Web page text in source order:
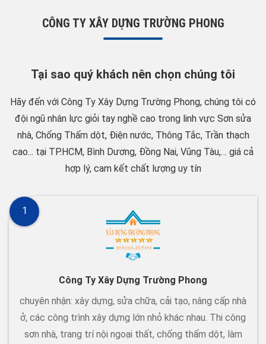
CÔNG TY XÂY DỰNG TRƯỜNG PHONG
Tại sao quý khách nên chọn chúng tôi
Hãy đến với Công Ty Xây Dựng Trường Phong, chúng tôi có
đội ngũ nhân lực giỏi tay nghề cao trong linh vực Sơn sửa
nhà, Chống Thấm dột, Điện nước, Thông Tắc, Trần thạch
cao... tại TP.HCM, Bình Dương, Đồng Nai, Vũng Tàu,… giá cả
hợp lý, cam kết chất lượng uy tín
Công Ty Xây Dựng Trường Phong
chuyên nhận: xây dựng, sửa chữa, cải tạo, nâng cấp nhà
ở, các công trình xây dựng lớn nhỏ khác nhau. Thi công
sơn nhà, trang trí nội ngoại thất, chống thấm dột, làm
1